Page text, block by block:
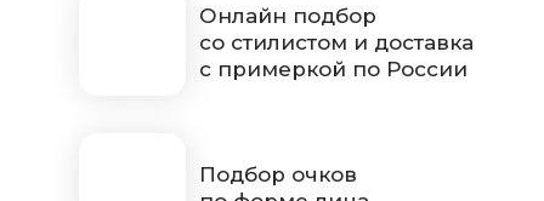
Подбор очков
Онлайн подбор
со стилистом и доставка
с примеркой по России